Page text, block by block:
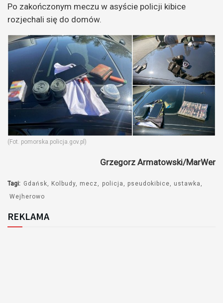
Po zakończonym meczu w asyście policji kibice
rozjechali się do domów.
(Fot. pomorska.policja.gov.pl)
Grzegorz Armatowski/MarWer
Tagi: Gdańsk Kolbudy mecz policja pseudokibice
ustawka
Wejherowo
REKLAMA